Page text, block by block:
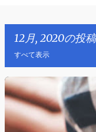
12月, 2020の投
すべて表示
投
稿